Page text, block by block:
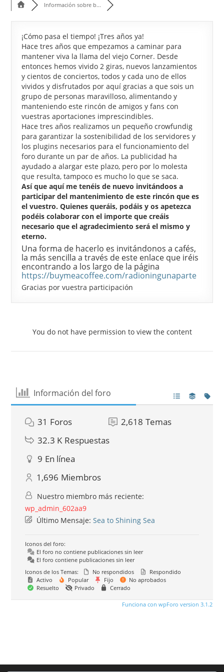
Información sobre b...
¡Cómo pasa el tiempo! ¡Tres años ya!
Hace tres años que empezamos a caminar para
mantener viva la llama del viejo Corner. Desde
entonces hemos vivido 2 giras, nuevos lanzamientos
y cientos de conciertos, todos y cada uno de ellos
vividos y disfrutados por aquí gracias a que sois un
grupo de personas maravilloso, alimentando y
manteniendo este rincón de amigos y fans con
vuestras aportaciones imprescindibles.
Hace tres años realizamos un pequeño crowfundig
para garantizar la sostenibilidad de los servidores y
los plugins necesarios para el funcionamiento del
foro durante un par de años. La publicidad ha
ayudado a alargar este plazo, pero por lo molesta
que resulta, tampoco es mucho lo que se saca.
Así que aquí me tenéis de nuevo invitándoos a
participar del mantenimiento de este rincón que es
el vuestro. Quienes queráis, podáis y os apetezca
podéis colaborar con el importe que creáis
necesario que el agradecimiento será el mismo y
eterno.
Una forma de hacerlo es invitándonos a cafés,
la más sencilla a través de este enlace que iréis
encontrando a los largo de la página
https://buymeacoffee.com/radioningunaparte
Gracias por vuestra participación
You do not have permission to view the content
Información del foro
31 Foros 2,618 Temas
32.3 K Respuestas
9 En línea
1,696 Miembros
Nuestro miembro más reciente:
wp_admin_602aa9
Último Mensaje:Sea to Shining Sea
Iconos del foro:
El foro no contiene publicaciones sin leer
El foro contiene publicaciones sin leer
Iconos de los Temas:
No respondidos
Respondido
Activo
Popular Fijo
No aprobados
Resuelto
Privado Cerrado
Funciona con wpForo version 3.1.2